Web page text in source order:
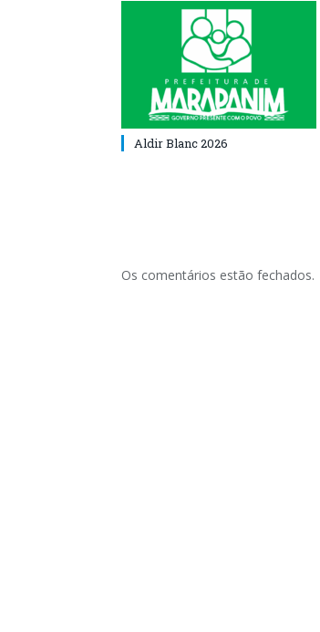
Aldir Blanc 2026
Os comentários estão fechados.